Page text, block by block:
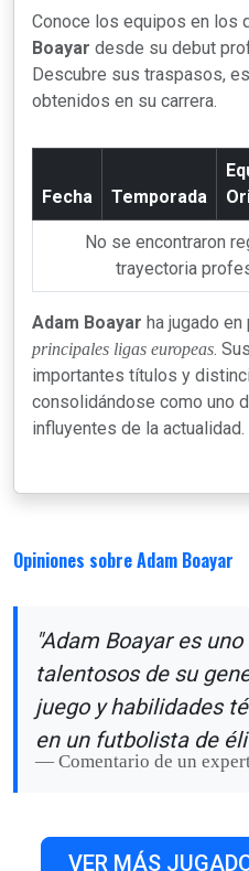
Conoce los equipos en los
Boayar desde su debut
Descubre sus traspasos,
obtenidos en su carrera.
Fecha Temporada
No se encontraron
trayectoria
Adam Boayar ha jugado
principales ligas europeas.
importantes títulos y
consolidándose como uno
influyentes de la actualidad.
Opiniones sobre Adam Boayar
"Adam Boayar es
talentosos de su
juego y habilidades
en un futbolista de
Comentario de un
VER MÁS